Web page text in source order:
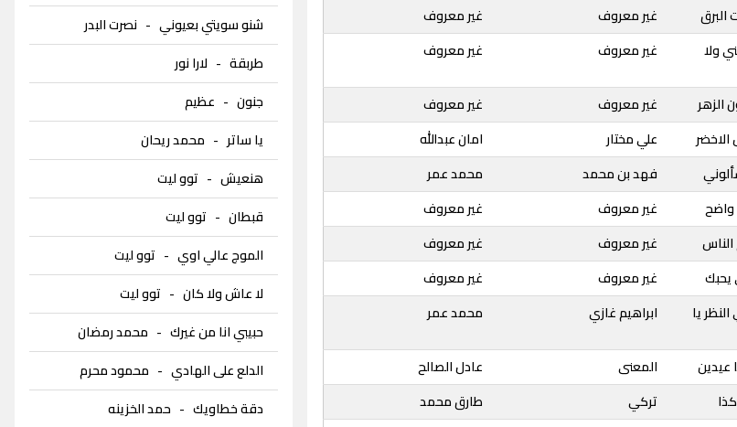
غير معروف
غير معروف
ولا
غير معروف غير معروف
الزهر غير معروف
غير معروف
علي مختار
امان عبدالله
فهد بن محمد
محمد عمر
غير معروف
غير معروف
غير معروف
غير معروف
يحبك
غير معروف
غير معروف
يا
ابراهيم غازي محمد عمر
عيدين المعنى
عادل الصالح
تركي
طارق محمد
شنو سويتي بعيوني- نصرت البدر
طربقة- لارا نور
جنون- عظيم
يا ساتر - محمد ريحان
هنعيش- توو ليت
قبطان- توو ليت
الموج عالي اوي- توو ليت
لا عاش ولا كان- توو ليت
حبيبي انا من غيرك- محمد رمضان
الدلع على الهادي- محمود محرم
دقة خطاويك- حمد الخزينه